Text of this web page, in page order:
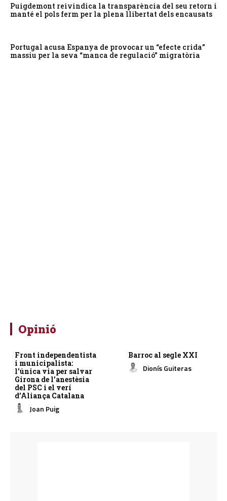
Puigdemont reivindica la transparència del seu retorn i
manté el pols ferm per la plena llibertat dels encausats
Portugal acusa Espanya de provocar un “efecte crida”
massiu per la seva “manca de regulació” migratòria
Opinió
Front independentista
i municipalista:
l’única via per salvar
Girona de l’anestèsia
del PSC i el verí
d’Aliança Catalana
Joan Puig
Barroc al segle XXI
Dionís Guiteras